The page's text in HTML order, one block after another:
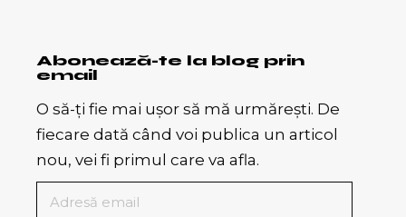
Abonează-te la blog prin
email
O să-ți fie mai ușor să mă urmărești. De
fiecare dată când voi publica un articol
nou, vei fi primul care va afla.
Adresă
email